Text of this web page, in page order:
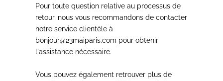
Pour toute question relative au processus de
retour, nous vous recommandons de contacter
notre service clientèle à
bonjour@23maiparis.com pour obtenir
l'assistance nécessaire.
Vous pouvez également retrouver plus de